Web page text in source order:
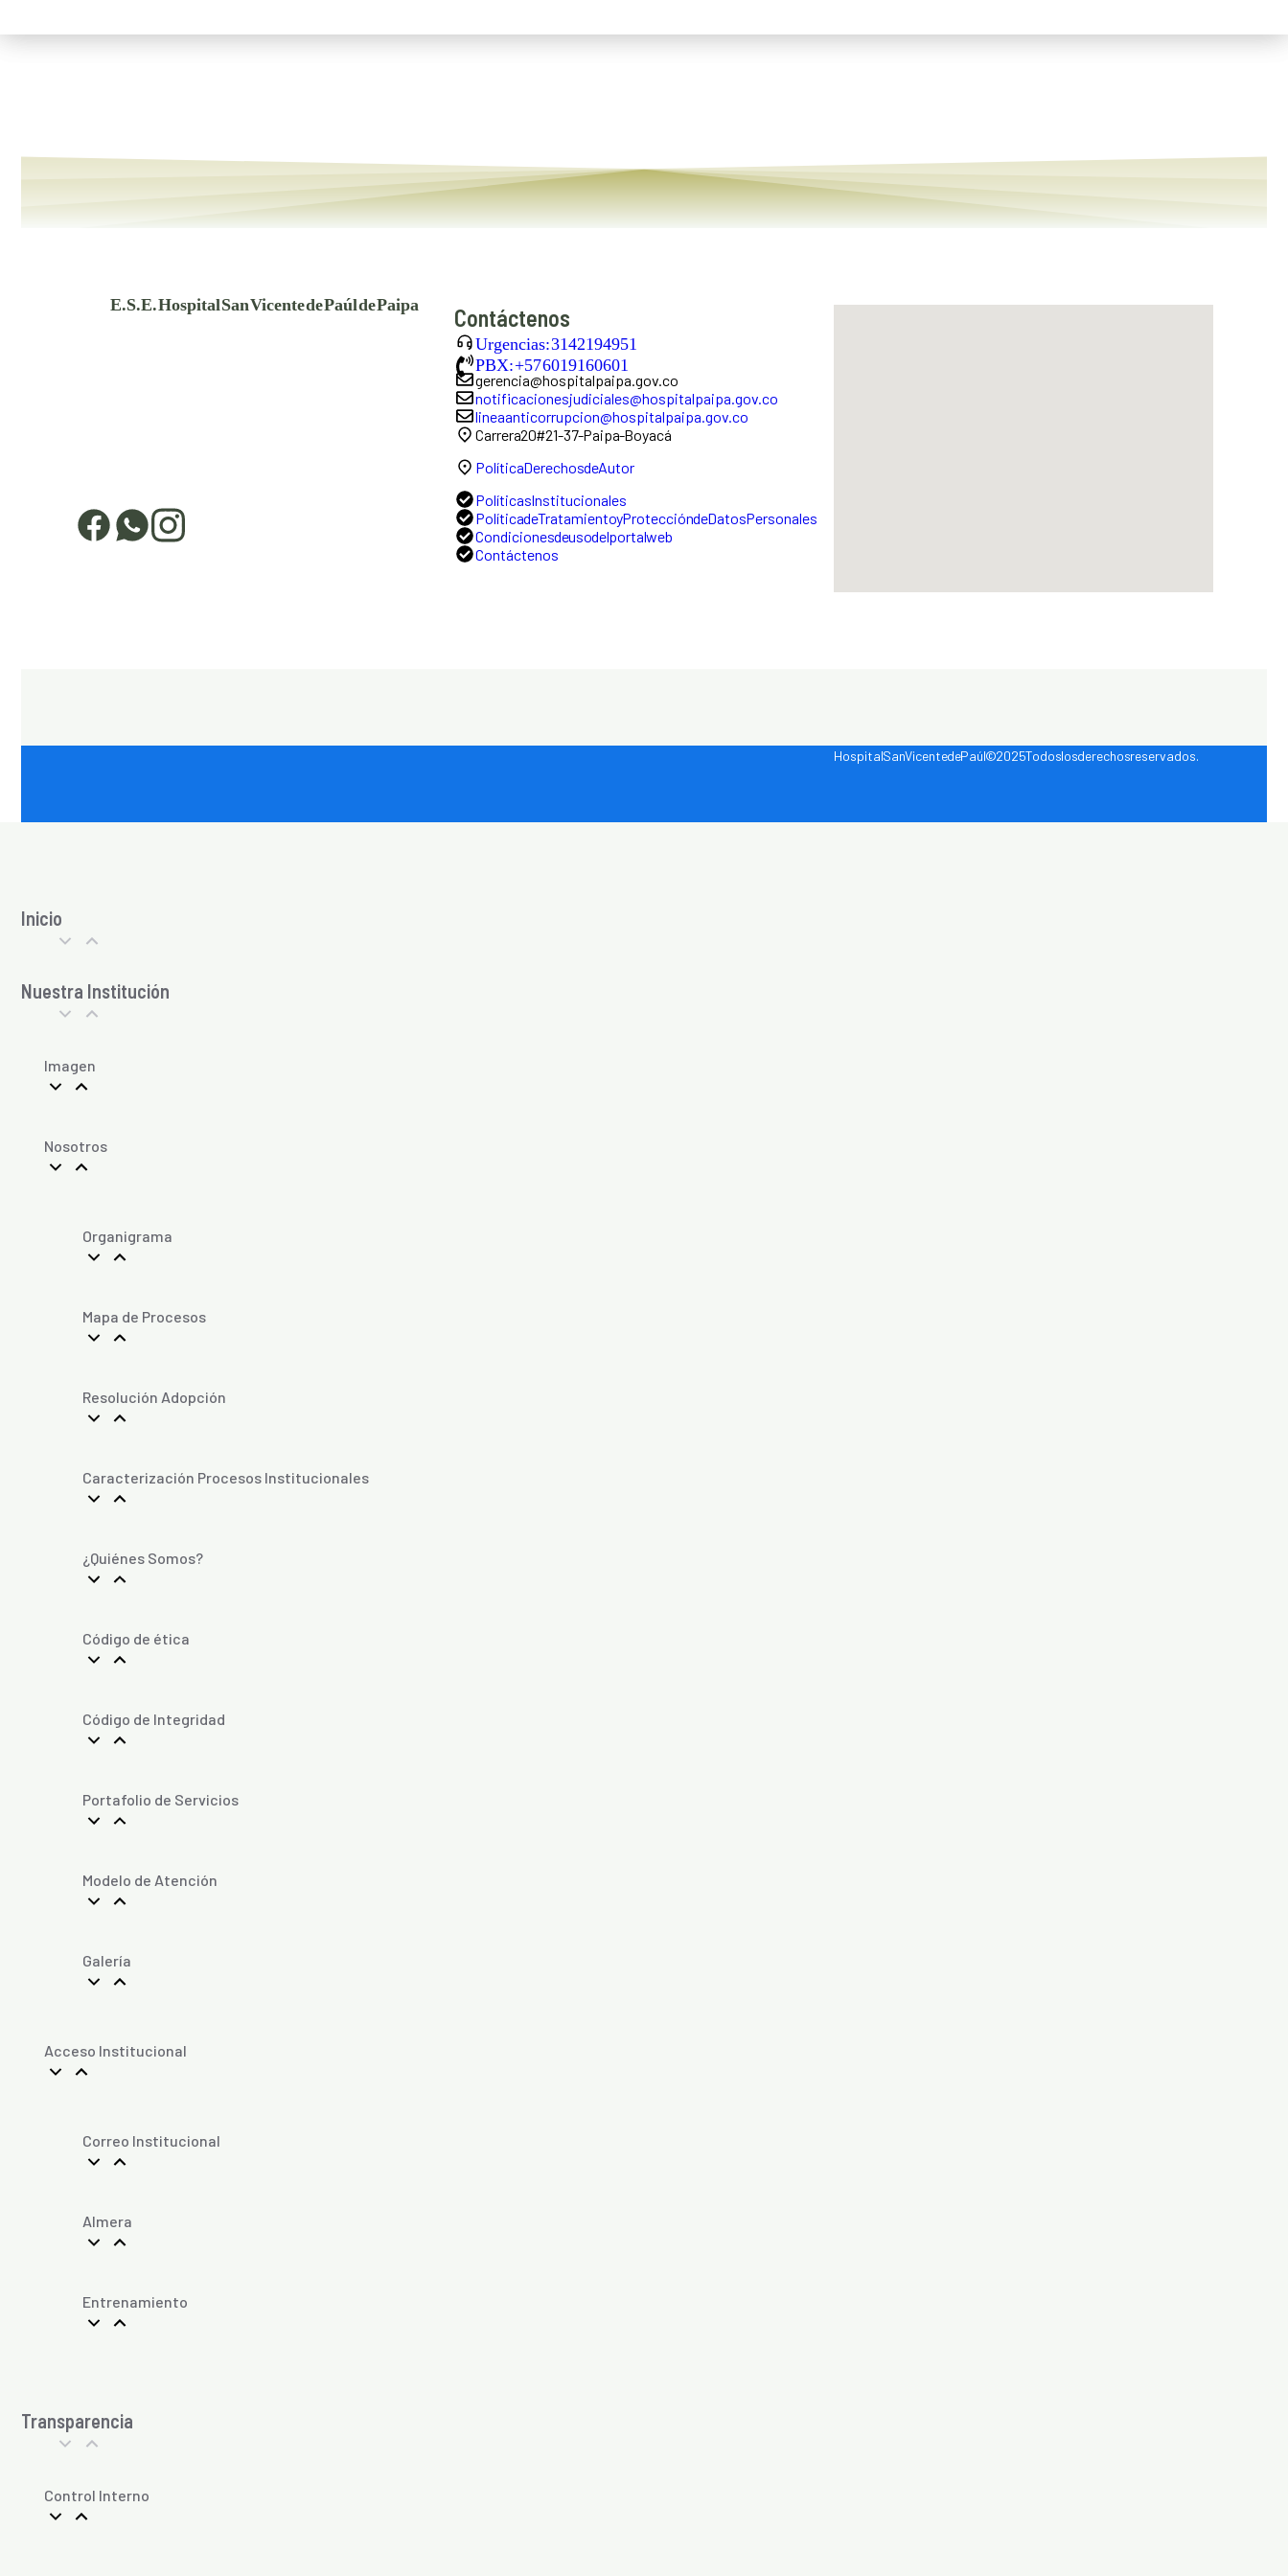
E.S.E. Hospital San Vicente de Paúl de Paipa Contáctenos
Urgencias: 3142194951
PBX: +57 6019160601
gerencia@hospitalpaipa.gov.co
notificacionesjudiciales@hospitalpaipa.gov.co
lineaanticorrupcion@hospitalpaipa.gov.co
Carrera 20 # 21-37 - Paipa - Boyacá
Política Derechos de Autor
Políticas Institucionales
Política de Tratamiento y Protección de Datos Personales
Condiciones de uso del portal web
Contáctenos
Hospital San Vicente de Paúl © 2025 Todos los derechos reservados.
Inicio
Nuestra Institución
Imagen
Nosotros
Organigrama
Mapa de Procesos
Resolución Adopción
Caracterización Procesos Institucionales
¿Quiénes Somos?
Código de ética
Código de Integridad
Portafolio de Servicios
Modelo de Atención
Galería
Acceso Institucional
Correo Institucional
Almera
Entrenamiento
Transparencia
Control Interno